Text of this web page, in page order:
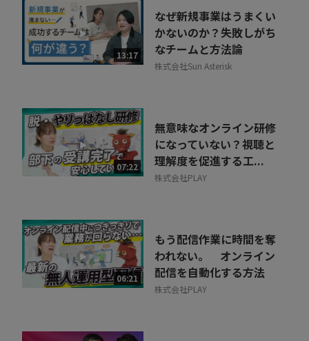
13:17
なぜ新規事業はうまくい
かないのか？失敗しがち
なチームと方法論
株式会社Sun Asterisk
07:22
無意味なオンライン研修
になっていない？視聴と
理解度を促進する工...
株式会社PLAY
06:21
もう配信作業に時間を奪
われない。 オンライン
配信を自動化する方法
株式会社PLAY